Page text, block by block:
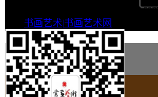
招商投稿邮箱：
书画艺术|书画艺术网